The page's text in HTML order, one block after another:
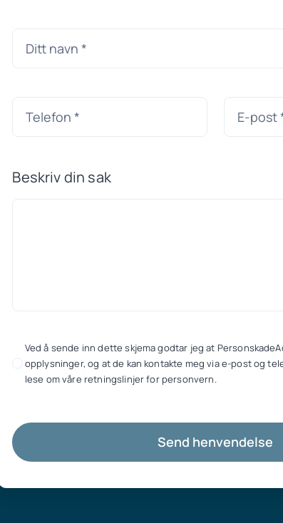
Beskriv din sak
Ved å sende inn dette skjema godtar jeg at
opplysninger, og at de kan kontakte meg via e-post og
lese om våre retningslinjer for personvern.
Send henvendelse